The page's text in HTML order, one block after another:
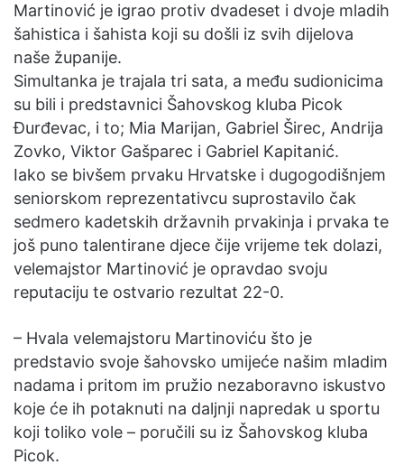
Martinović je igrao protiv dvadeset i dvoje mladih
šahistica i šahista koji su došli iz svih dijelova
naše županije.
Simultanka je trajala tri sata, a među sudionicima
su bili i predstavnici Šahovskog kluba Picok
Đurđevac, i to; Mia Marijan, Gabriel Širec, Andrija
Zovko, Viktor Gašparec i Gabriel Kapitanić.
Iako se bivšem prvaku Hrvatske i dugogodišnjem
seniorskom reprezentativcu suprostavilo čak
sedmero kadetskih državnih prvakinja i prvaka te
još puno talentirane djece čije vrijeme tek dolazi,
velemajstor Martinović je opravdao svoju
reputaciju te ostvario rezultat 22-0.
– Hvala velemajstoru Martinoviću što je
predstavio svoje šahovsko umijeće našim mladim
nadama i pritom im pružio nezaboravno iskustvo
koje će ih potaknuti na daljnji napredak u sportu
koji toliko vole – poručili su iz Šahovskog kluba
Picok.